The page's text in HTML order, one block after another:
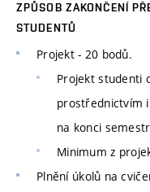
ZPŮSOB ZAKONČENÍ
STUDENTŮ
Projekt - 20 bodů.
Projekt studenti
prostřednictvím
na konci
Minimum z
Plnění úkolů na